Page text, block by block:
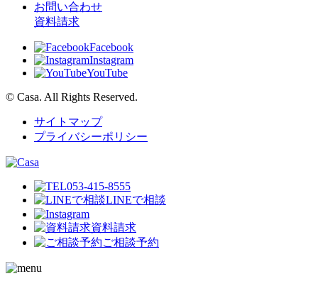
お問い合わせ
資料請求
Facebook
Instagram
YouTube
© Casa. All Rights Reserved.
サイトマップ
プライバシーポリシー
053-415-8555
LINEで相談
資料請求
ご相談予約